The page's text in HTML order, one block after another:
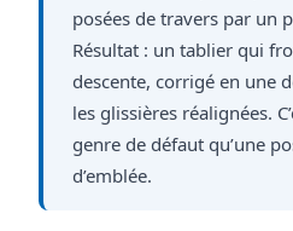
posées de travers par un
Résultat : un tablier qui
descente, corrigé en une
les glissières réalignées.
genre de défaut qu’une
d’emblée.